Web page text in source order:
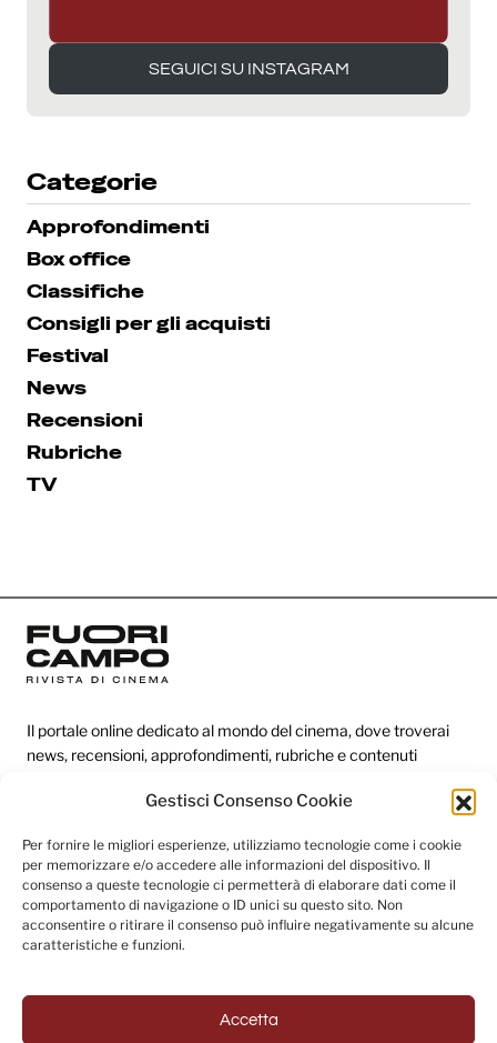
Gestisci Consenso Cookie
Per fornire le migliori esperienze, utilizziamo tecnologie come i cookie
per memorizzare e/o accedere alle informazioni del dispositivo. Il
consenso a queste tecnologie ci permetterà di elaborare dati come il
comportamento di navigazione o ID unici su questo sito. Non
acconsentire o ritirare il consenso può influire negativamente su alcune
caratteristiche e funzioni.
Accetta
SEGUICI SU INSTAGRAM
Categorie
Approfondimenti
Box office
Classifiche
Consigli per gli acquisti
Festival
News
Recensioni
Rubriche
TV
Il portale online dedicato al mondo del cinema, dove troverai
news, recensioni, approfondimenti, rubriche e contenuti
Redazione
Categorie
Link utili
Seguici sui social